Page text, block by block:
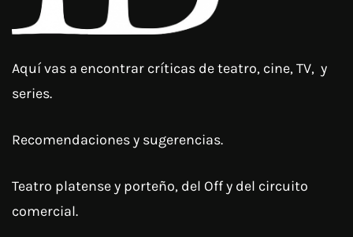
Aquí vas a encontrar críticas de teatro, cine, TV, y
series.
Recomendaciones y sugerencias.
Teatro platense y porteño, del Off y del circuito
comercial.